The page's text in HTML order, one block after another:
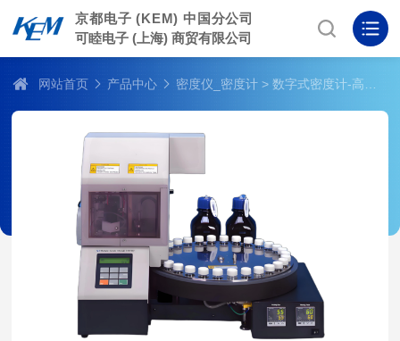
京都电子 (KEM) 中国分公司
可睦电子 (上海) 商贸有限公司
网站首页 产品中心 密度仪_密度计 > 数字式密度计-高温多样品自动进样器 CHD-502H